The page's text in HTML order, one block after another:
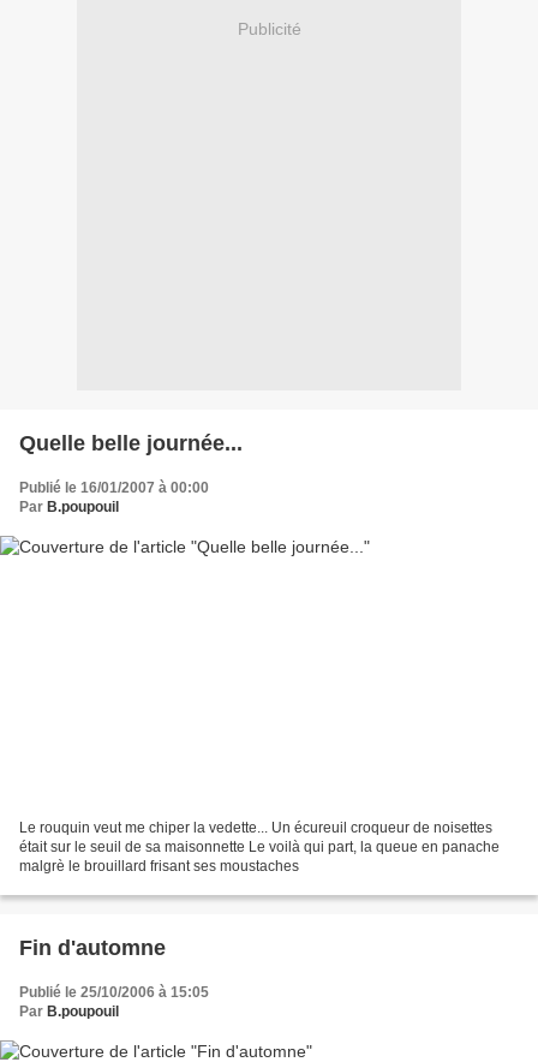
Publicité
Quelle belle journée...
Publié le 16/01/2007 à 00:00
Par B.poupouil
Le rouquin veut me chiper la vedette... Un écureuil croqueur de noisettes
était sur le seuil de sa maisonnette Le voilà qui part, la queue en panache
malgrè le brouillard frisant ses moustaches
Fin d'automne
Publié le 25/10/2006 à 15:05
Par B.poupouil